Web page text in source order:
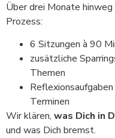
Über drei Monate
Prozess:
6 Sitzungen à 90
zusätzliche
Themen
Terminen
Wir klären, was Dich in
und was Dich bremst.